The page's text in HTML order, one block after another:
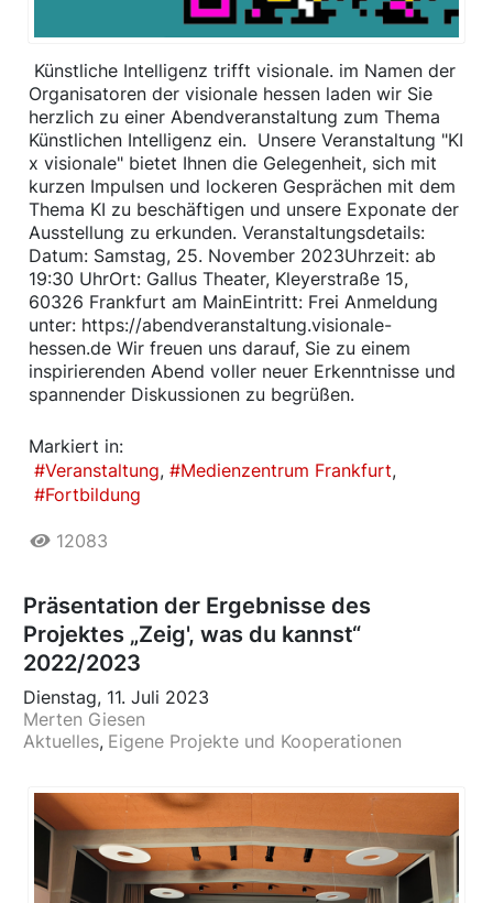
Künstliche Intelligenz trifft visionale. im Namen der
Organisatoren der visionale hessen laden wir Sie
herzlich zu einer Abendveranstaltung zum Thema
Künstlichen Intelligenz ein. Unsere Veranstaltung "KI
x visionale" bietet Ihnen die Gelegenheit, sich mit
kurzen Impulsen und lockeren Gesprächen mit dem
Thema KI zu beschäftigen und unsere Exponate der
Ausstellung zu erkunden. Veranstaltungsdetails:
Datum: Samstag, 25. November 2023Uhrzeit: ab
19:30 UhrOrt: Gallus Theater, Kleyerstraße 15,
60326 Frankfurt am MainEintritt: Frei Anmeldung
unter: https://abendveranstaltung.visionale-
hessen.de Wir freuen uns darauf, Sie zu einem
inspirierenden Abend voller neuer Erkenntnisse und
spannender Diskussionen zu begrüßen.
Markiert in:
Veranstaltung
Medienzentrum Frankfurt
Fortbildung
12083
Präsentation der Ergebnisse des
Projektes „Zeig', was du kannst“
2022/2023
Dienstag, 11. Juli 2023
Merten Giesen
Aktuelles Eigene Projekte und Kooperationen